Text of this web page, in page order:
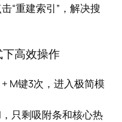
“重建索引”，解决搜
高效操作
M键3次，进入极简模
只剩吸附条和核心热